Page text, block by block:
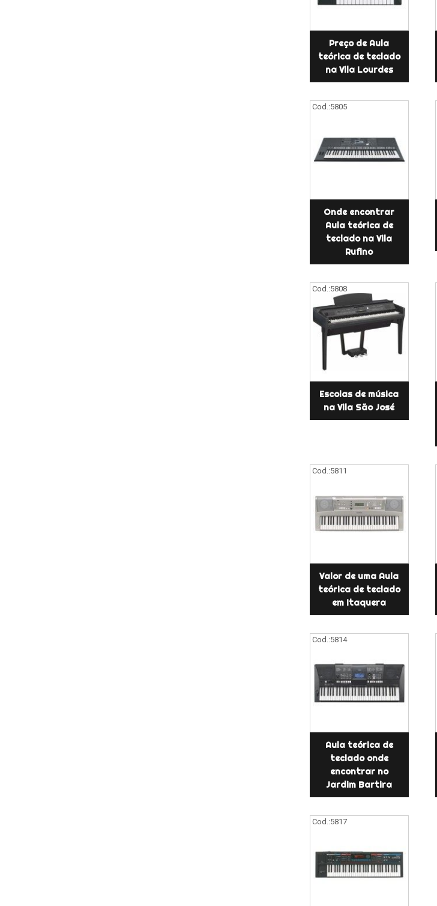
Preço de Aula
teórica de teclado
na Vila Lourdes
Cod.:5805
Onde encontrar
Aula teórica de
teclado na Vila
Rufino
Cod.:5808
Escolas de música
na Vila São José
Cod.:5811
Valor de uma Aula
teórica de teclado
em Itaquera
Cod.:5814
Aula teórica de
teclado onde
encontrar no
Jardim Bartira
Cod.:5817